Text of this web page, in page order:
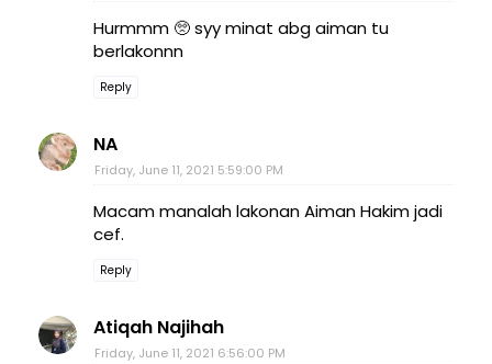
Hurmmm 🥺 syy minat abg aiman tu
berlakonnn
Reply
NA
Friday, June 11, 2021 5:59:00 PM
Macam manalah lakonan Aiman Hakim jadi
cef.
Reply
Atiqah Najihah
Friday, June 11, 2021 6:56:00 PM